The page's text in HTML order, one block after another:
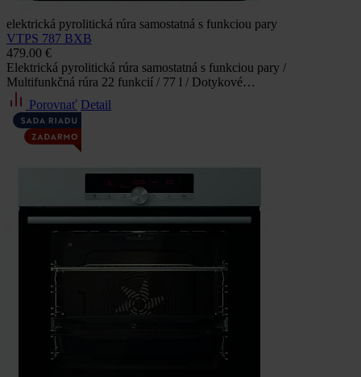
elektrická pyrolitická rúra samostatná s funkciou pary
VTPS 787 BXB
479.00 €
Elektrická pyrolitická rúra samostatná s funkciou pary /
Multifunkčná rúra 22 funkcií / 77 l / Dotykové…
Porovnať Detail